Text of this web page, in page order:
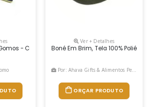
- Confeccionado Em Tecido Brim - Aba
Ver + Detalhes
Boné Em Brim, Tela 100%
Por: Ahava Gifts & Alimentos Personalizados
ORÇAR PRODUTO